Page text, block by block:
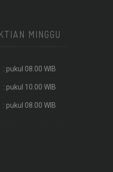
MINGGU
: pukul 08.00 WIB
: pukul 10.00 WIB
: pukul 08.00 WIB